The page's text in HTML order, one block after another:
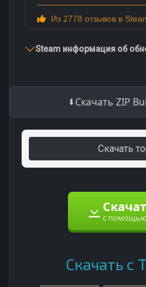
Из 2778 отзывов в
Steam информация об
Скачать ZIP
Скачать
с
Скачать с